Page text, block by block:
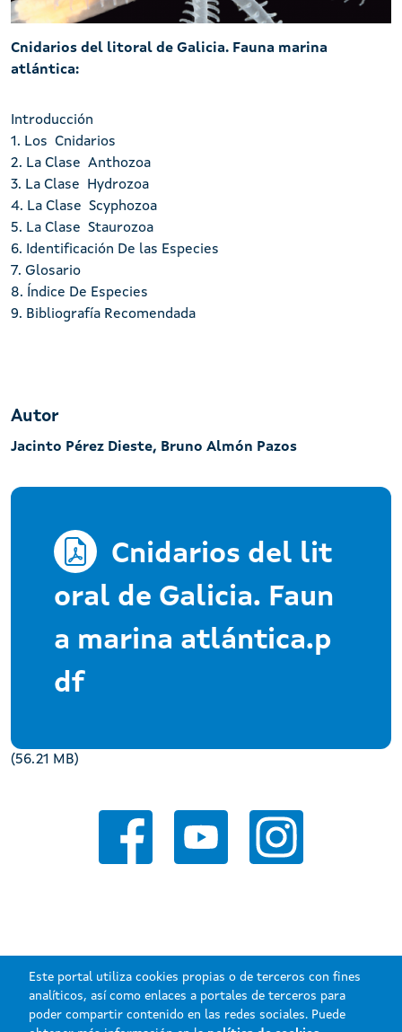
Este portal utiliza cookies propias o de terceros con fines
analíticos, así como enlaces a portales de terceros para
poder compartir contenido en las redes sociales. Puede
Cnidarios del litoral de Galicia. Fauna marina
atlántica:
Introducción
1. Los Cnidarios
2. La Clase Anthozoa
3. La Clase Hydrozoa
4. La Clase Scyphozoa
5. La Clase Staurozoa
6. Identificación De las Especies
7. Glosario
8. Índice De Especies
9. Bibliografía Recomendada
Autor
Jacinto Pérez Dieste, Bruno Almón Pazos
Cnidarios del lit
oral de Galicia. Faun
a marina atlántica.p
df
(56.21 MB)